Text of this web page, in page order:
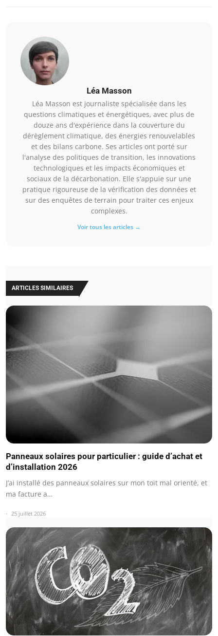
Léa Masson
Léa Masson est journaliste spécialisée dans les
questions climatiques et énergétiques, avec plus de
douze ans d'expérience dans la couverture du
dérèglement climatique, des énergies renouvelables
et des bilans carbone. Ses articles ont porté sur
l'analyse des politiques de transition, les innovations
technologiques et les impacts économiques et
sociaux de la décarbonation. Elle s'appuie sur une
pratique rigoureuse de la vérification des données et
sur des enquêtes de terrain pour traiter ces enjeux
complexes.
Voir tous les articles →
ARTICLES SIMILAIRES
Panneaux solaires pour particulier : guide d’achat et
d’installation 2026
J’ai installé des panneaux solaires sur mon toit mal orienté, et
ma facture a…
25 juillet 2026